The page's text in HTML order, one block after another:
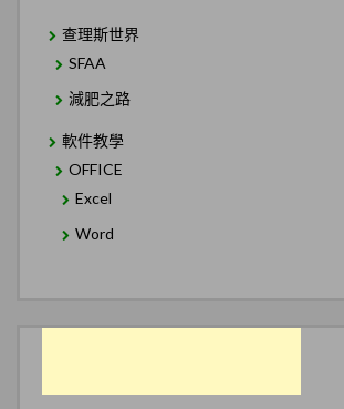
查理斯世界
SFAA
減肥之路
軟件教學
OFFICE
Excel
Word